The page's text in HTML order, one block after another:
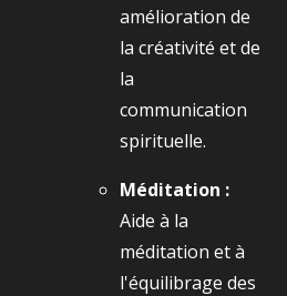
amélioration de
la créativité et de
la
communication
spirituelle.
Méditation :
Aide à la
méditation et à
l'équilibrage des